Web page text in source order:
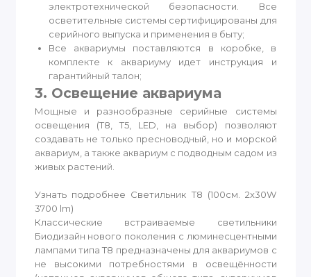
электротехнической безопасности. Все
осветительные системы сертифицированы для
серийного выпуска и применения в быту;
Все аквариумы поставляются в коробке, в
комплекте к аквариуму идет инструкция и
гарантийный талон;
3. Освещение аквариума
Мощные и разнообразные серийные системы
освещения (T8, T5, LED, на выбор) позволяют
создавать не только пресноводный, но и морской
аквариум, а также аквариум с подводным садом из
живых растений.
Узнать подробнее Светильник T8 (100см. 2x30W
3700 lm)
Классические встраиваемые светильники
Биодизайн нового поколения с люминесцентными
лампами типа T8 предназначены для аквариумов с
не высокими потребностями в освещённости